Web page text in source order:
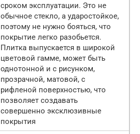
сроком эксплуатации. Это не
обычное стекло, а ударостойкое,
поэтому не нужно бояться, что
покрытие легко разобьется.
Плитка выпускается в широкой
цветовой гамме, может быть
однотонной и с рисунком,
прозрачной, матовой, с
рифленой поверхностью, что
позволяет создавать
совершенно эксклюзивные
покрытия